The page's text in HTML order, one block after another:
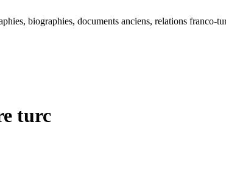
biographies, documents anciens, relations franco-
turc